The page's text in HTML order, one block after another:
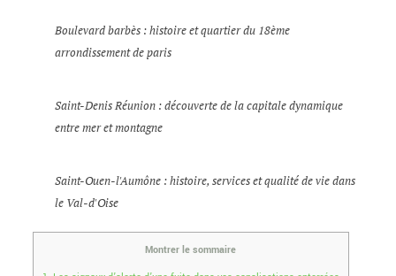
Boulevard barbès : histoire et quartier du 18ème
arrondissement de paris
Saint-Denis Réunion : découverte de la capitale dynamique
entre mer et montagne
Saint-Ouen-l'Aumône : histoire, services et qualité de vie dans
le Val-d'Oise
Montrer le sommaire